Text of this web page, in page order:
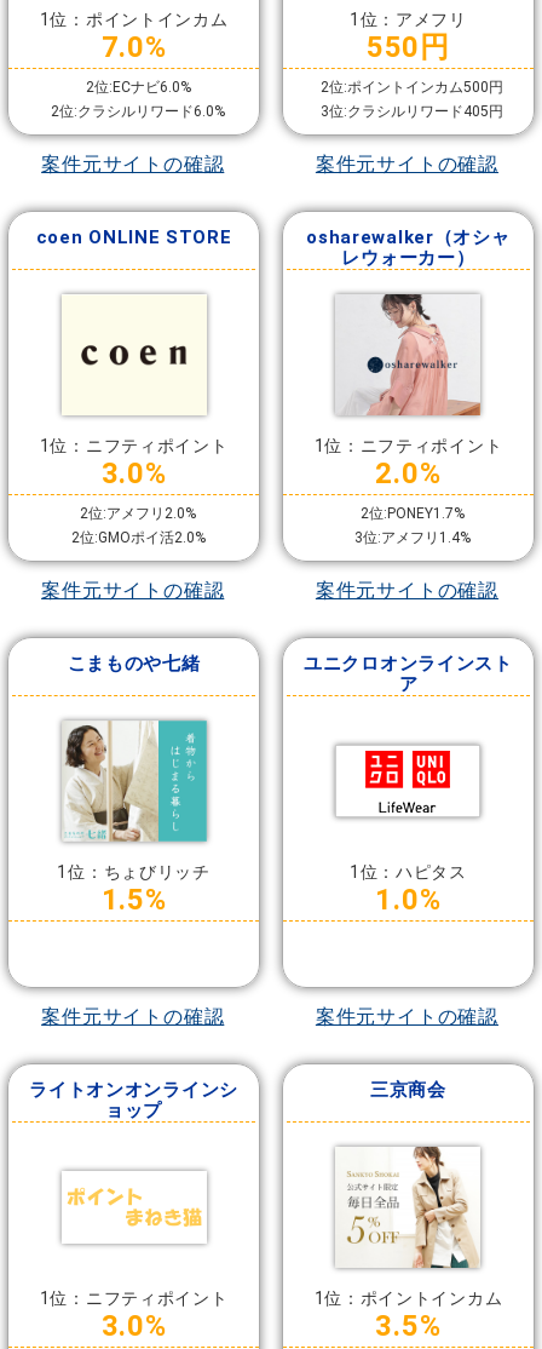
1位：ポイントインカム
7.0%
2位:ECナビ6.0%
2位:クラシルリワード6.0%
案件元サイトの確認
1位：アメフリ
550円
2位:ポイントインカム500円
3位:クラシルリワード405円
案件元サイトの確認
coen ONLINE STORE
1位：ニフティポイント
3.0%
2位:アメフリ2.0%
2位:GMOポイ活2.0%
案件元サイトの確認
osharewalker（オシャ
レウォーカー）
1位：ニフティポイント
2.0%
2位:PONEY1.7%
3位:アメフリ1.4%
案件元サイトの確認
こまものや七緒
1位：ちょびリッチ
1.5%
案件元サイトの確認
ユニクロオンラインスト
ア
1位：ハピタス
1.0%
案件元サイトの確認
ライトオンオンラインシ
ョップ
1位：ニフティポイント
3.0%
三京商会
1位：ポイントインカム
3.5%